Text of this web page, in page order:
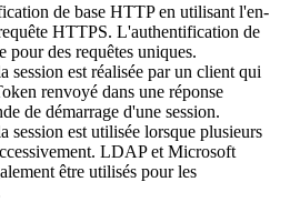
de base HTTP en utilisant l'en-
HTTPS. L'authentification de
pour des requêtes uniques.
session est réalisée par un client qui
renvoyé dans une réponse
de démarrage d'une session.
session est utilisée lorsque plusieurs
LDAP et Microsoft
être utilisés pour les